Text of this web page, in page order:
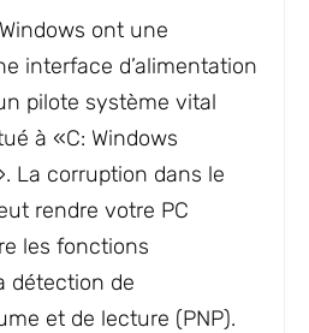
ont une
interface d’alimentation
pilote système vital
à «C: Windows
La corruption dans le
rendre votre PC
les fonctions
détection de
et de lecture (PNP).